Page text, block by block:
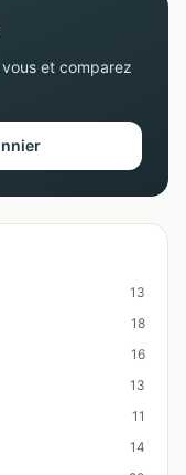
et comparez
13
18
16
13
11
14